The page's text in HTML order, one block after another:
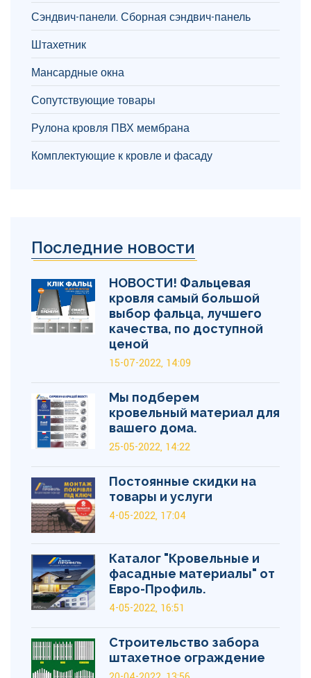
Сэндвич-панели. Сборная сэндвич-панель
Штахетник
Мансардные окна
Сопутствующие товары
Рулона кровля ПВХ мембрана
Комплектующие к кровле и фасаду
Последние новости
НОВОСТИ! Фальцевая
кровля самый большой
выбор фальца, лучшего
качества, по доступной
ценой
15-07-2022, 14:09
Мы подберем
кровельный материал для
вашего дома.
25-05-2022, 14:22
Постоянные скидки на
товары и услуги
4-05-2022, 17:04
Каталог "Кровельные и
фасадные материалы" от
Евро-Профиль.
4-05-2022, 16:51
Строительство забора
штахетное ограждение